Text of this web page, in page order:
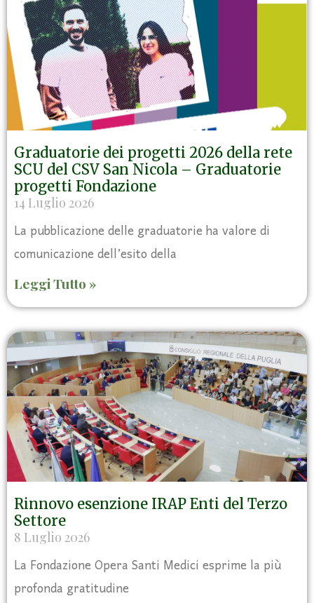
Graduatorie dei progetti 2026 della rete
SCU del CSV San Nicola – Graduatorie
progetti Fondazione
14 Luglio 2026
La pubblicazione delle graduatorie ha valore di
comunicazione dell’esito della
Leggi Tutto »
Rinnovo esenzione IRAP Enti del Terzo
Settore
8 Luglio 2026
La Fondazione Opera Santi Medici esprime la più
profonda gratitudine